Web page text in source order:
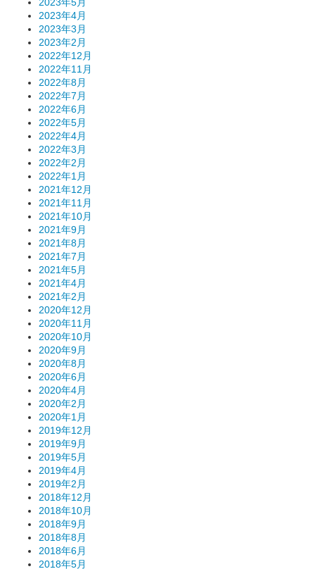
2023年5月
2023年4月
2023年3月
2023年2月
2022年12月
2022年11月
2022年8月
2022年7月
2022年6月
2022年5月
2022年4月
2022年3月
2022年2月
2022年1月
2021年12月
2021年11月
2021年10月
2021年9月
2021年8月
2021年7月
2021年5月
2021年4月
2021年2月
2020年12月
2020年11月
2020年10月
2020年9月
2020年8月
2020年6月
2020年4月
2020年2月
2020年1月
2019年12月
2019年9月
2019年5月
2019年4月
2019年2月
2018年12月
2018年10月
2018年9月
2018年8月
2018年6月
2018年5月